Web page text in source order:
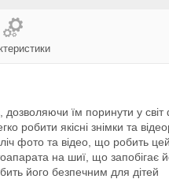
дозволяючи їм поринути у
робити якісні знімки та
фото та відео, що робить
на шиї, що запобігає
його безпечним для дітей